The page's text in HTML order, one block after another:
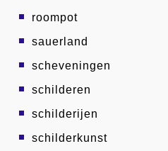
roompot
sauerland
scheveningen
schilderen
schilderijen
schilderkunst